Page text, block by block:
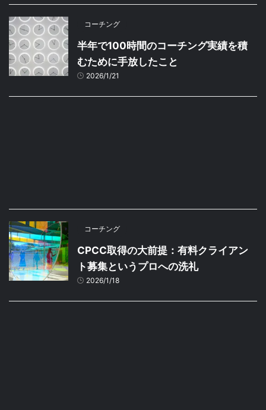
コーチング
半年で100時間のコーチング実績を積
むために手放したこと
2026/1/21
コーチング
CPCC取得の大前提：有料クライアン
ト募集というプロへの洗礼
2026/1/18